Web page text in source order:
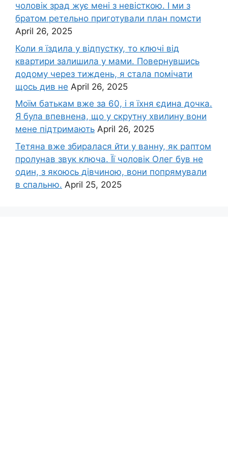
чоловік зpад жує мені з невісткою. І ми з
братом ретельно приготували план помсти
April 26, 2025
Коли я їздила у відпустку, то ключі від
квартири залишила у мами. Повернувшись
додому через тиждень, я стала помічати
щось див не April 26, 2025
Моїм батькам вже за 60, і я їхня єдина дочка.
Я була впевнена, що у скрутну хвилину вони
мене підтримають April 26, 2025
Тетяна вже збиралася йти у ванну, як раптом
пролунав звук ключа. Її чоловік Олег був не
один, з якоюсь дівчиною, вони попрямували
в спальню. April 25, 2025